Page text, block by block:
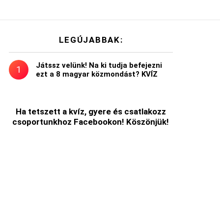
LEGÚJABBAK:
Játssz velünk! Na ki tudja befejezni
ezt a 8 magyar közmondást? KVÍZ
Ha tetszett a kvíz, gyere és csatlakozz
csoportunkhoz Facebookon! Köszönjük!